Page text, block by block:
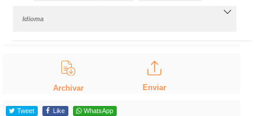
Idioma
Archivar Enviar
Tweet Like WhatsApp